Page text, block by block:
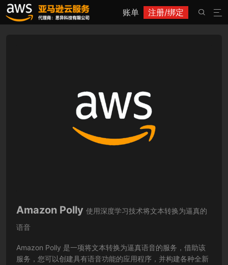
账单 注册/绑定 

Amazon Polly 使用深度学习技术将文本转换为逼真的
语音
Amazon Polly 是一项将文本转换为逼真语音的服务，借助该
服务，您可以创建具有语音功能的应用程序，并构建各种全新